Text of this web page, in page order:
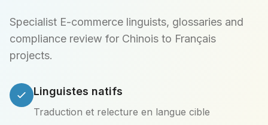
Specialist E-commerce linguists, glossaries and
compliance review for Chinois to Français
projects.
Linguistes natifs
Traduction et relecture en langue cible